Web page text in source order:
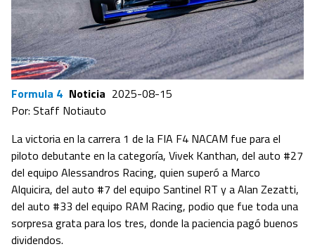
Formula 4 Noticia 2025-08-15
Por: Staff Notiauto
La victoria en la carrera 1 de la FIA F4 NACAM fue para el
piloto debutante en la categoría, Vivek Kanthan, del auto #27
del equipo Alessandros Racing, quien superó a Marco
Alquicira, del auto #7 del equipo Santinel RT y a Alan Zezatti,
del auto #33 del equipo RAM Racing, podio que fue toda una
sorpresa grata para los tres, donde la paciencia pagó buenos
dividendos.